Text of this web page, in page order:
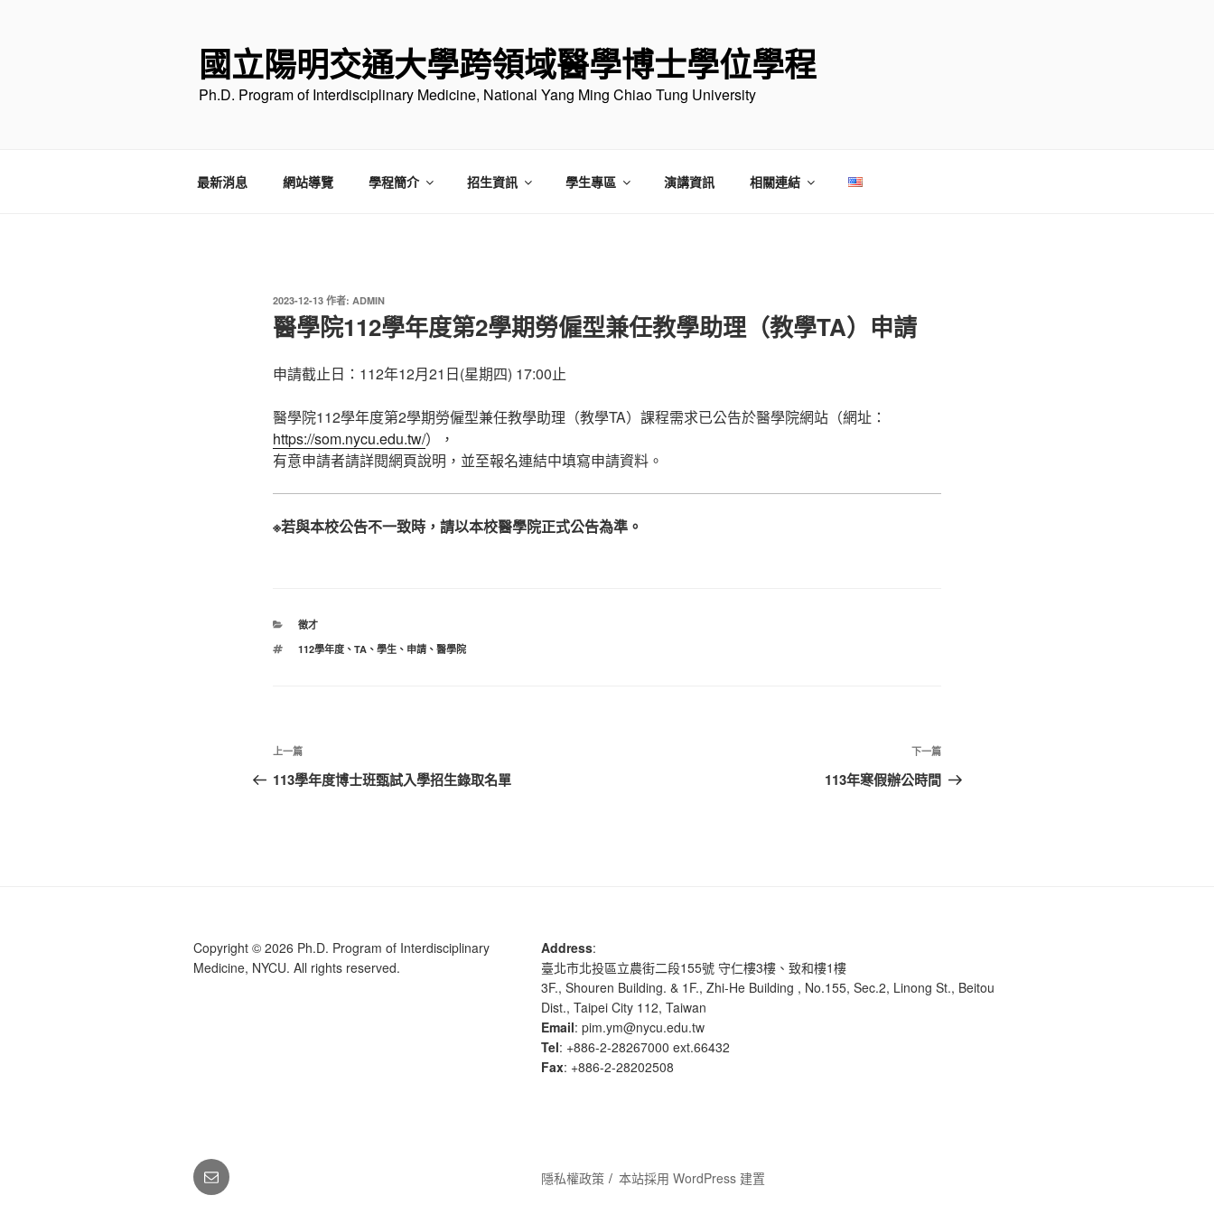
國立陽明交通大學跨領域醫學博士學位學程
Ph.D. Program of Interdisciplinary Medicine, National Yang Ming Chiao Tung University
最新消息 網站導覽 學程簡介 招生資訊 學生專區 演講資訊 相關連結
發
佈
於
2023-12-13 作者: ADMIN
醫學院112學年度第2學期勞僱型兼任教學助理（教學TA）申請
申請截止日：112年12月21日(星期四) 17:00止
醫學院112學年度第2學期勞僱型兼任教學助理（教學TA）課程需求已公告於醫學院網站（網址：
https://som.nycu.edu.tw/），
有意申請者請詳閱網頁說明，並至報名連結中填寫申請資料。
※若與本校公告不一致時，請以本校醫學院正式公告為準。
分
徵才
標
112學年度、 TA、 學生、 申請、 醫學院
文
章
上
一
上一篇
113學年度博士班甄試入學招生錄取名單
下
一
下一篇
113年寒假辦公時間
Copyright © 2026 Ph.D. Program of Interdisciplinary
Medicine, NYCU. All rights reserved.
Address:
臺北市北投區立農街二段155號 守仁樓3樓、致和樓1樓
3F., Shouren Building. & 1F., Zhi-He Building , No.155, Sec.2, Linong St., Beitou
Dist., Taipei City 112, Taiwan
Email: pim.ym@nycu.edu.tw
Tel: +886-2-28267000 ext.66432
Fax: +886-2-28202508
Email:
pim.ym@nycu.edu.tw
隱私權政策 本站採用 WordPress 建置